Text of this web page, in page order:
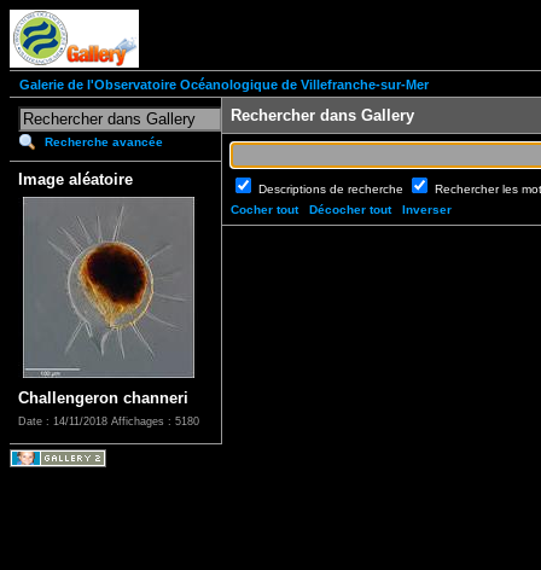
Galerie de l'Observatoire Océanologique de Villefranche-sur-Mer
Recherche avancée
Image aléatoire
Challengeron channeri
Date : 14/11/2018 Affichages : 5180
Rechercher dans Gallery
Descriptions de recherche
Rechercher les
Cocher tout
Décocher tout Inverser